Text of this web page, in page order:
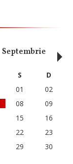
Septembrie
S
D
01
02
08
09
15
16
22
23
29
30